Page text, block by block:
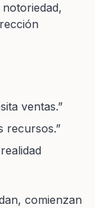
ventas.”
recursos.”
comienzan